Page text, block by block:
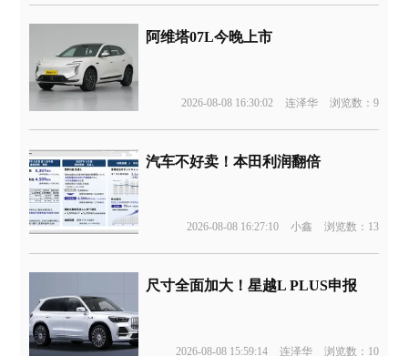
阿维塔07L今晚上市
2026-08-08 16:30:02 连泽华 浏览数：9
汽车不好卖！本田利润翻倍
2026-08-08 16:27:10 小鑫 浏览数：13
尺寸全面加大！星越L PLUS申报
2026-08-08 15:59:14 连泽华 浏览数：10